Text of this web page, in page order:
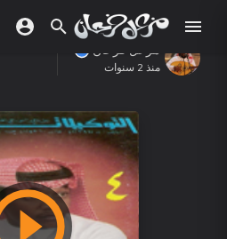
منذ 2 سنوات